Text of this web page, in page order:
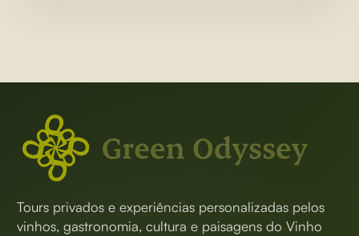
Tours privados e experiências personalizadas pelos
vinhos, gastronomia, cultura e paisagens do Vinho